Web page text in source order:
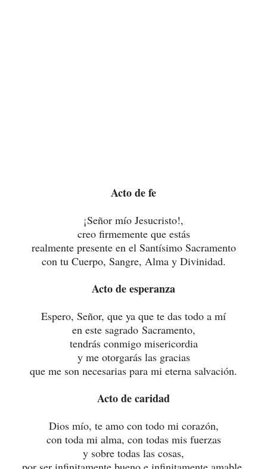
Acto de fe
¡Señor mío Jesucristo!,
creo firmemente que estás
realmente presente en el Santísimo Sacramento
con tu Cuerpo, Sangre, Alma y Divinidad.
Acto de esperanza
Espero, Señor, que ya que te das todo a mí
en este sagrado Sacramento,
tendrás conmigo misericordia
y me otorgarás las gracias
que me son necesarias para mi eterna salvación.
Acto de caridad
Dios mío, te amo con todo mi corazón,
con toda mi alma, con todas mis fuerzas
y sobre todas las cosas,